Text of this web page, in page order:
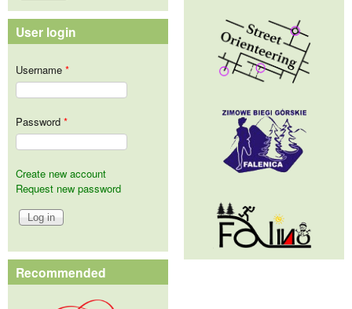
User login
Username *
Password *
Create new account
Request new password
Recommended